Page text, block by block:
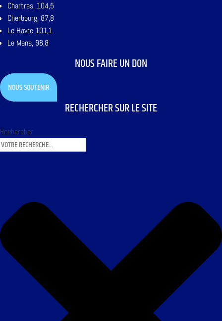
Chartres, 104,5
Cherbourg, 87,8
Le Havre 101,1
Le Mans, 98,8
NOUS FAIRE UN DON
NOUS SOUTENIR
RECHERCHER SUR LE SITE
Rechercher